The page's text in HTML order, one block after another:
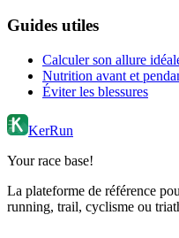
Guides utiles
Calculer son allure
Nutrition avant et
Éviter les blessures
KerRun
Your race base!
La plateforme de référence
running, trail, cyclisme ou